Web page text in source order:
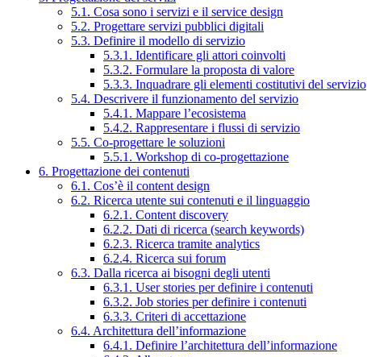
5.1. Cosa sono i servizi e il service design
5.2. Progettare servizi pubblici digitali
5.3. Definire il modello di servizio
5.3.1. Identificare gli attori coinvolti
5.3.2. Formulare la proposta di valore
5.3.3. Inquadrare gli elementi costitutivi del servizio
5.4. Descrivere il funzionamento del servizio
5.4.1. Mappare l’ecosistema
5.4.2. Rappresentare i flussi di servizio
5.5. Co-progettare le soluzioni
5.5.1. Workshop di co-progettazione
6. Progettazione dei contenuti
6.1. Cos’è il content design
6.2. Ricerca utente sui contenuti e il linguaggio
6.2.1. Content discovery
6.2.2. Dati di ricerca (search keywords)
6.2.3. Ricerca tramite analytics
6.2.4. Ricerca sui forum
6.3. Dalla ricerca ai bisogni degli utenti
6.3.1. User stories per definire i contenuti
6.3.2. Job stories per definire i contenuti
6.3.3. Criteri di accettazione
6.4. Architettura dell’informazione
6.4.1. Definire l’architettura dell’informazione